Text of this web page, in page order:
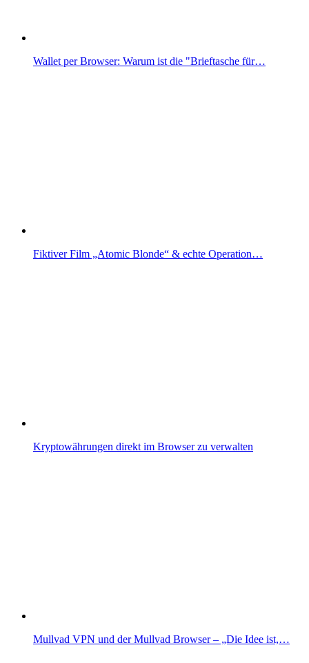
Wallet per Browser: Warum ist die "Brieftasche für…
Fiktiver Film „Atomic Blonde“ & echte Operation…
Kryptowährungen direkt im Browser zu verwalten
Mullvad VPN und der Mullvad Browser – „Die Idee ist,…